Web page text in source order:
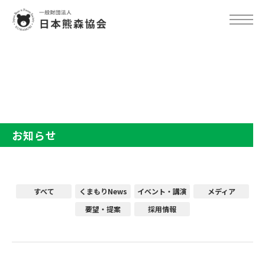
お知らせ
すべて くまもりNews イベント・講演
メディア
要望・提案
採用情報